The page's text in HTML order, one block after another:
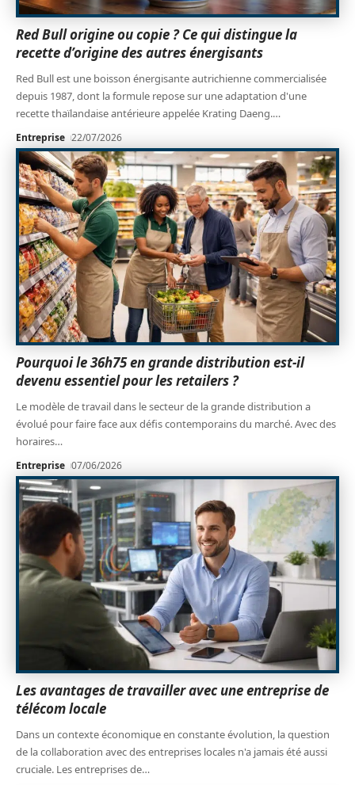
Red Bull origine ou copie ? Ce qui distingue la
recette d’origine des autres énergisants
Red Bull est une boisson énergisante autrichienne commercialisée
depuis 1987, dont la formule repose sur une adaptation d'une
recette thaïlandaise antérieure appelée Krating Daeng.…
Entreprise 22/07/2026
Pourquoi le 36h75 en grande distribution est-il
devenu essentiel pour les retailers ?
Le modèle de travail dans le secteur de la grande distribution a
évolué pour faire face aux défis contemporains du marché. Avec des
horaires…
Entreprise 07/06/2026
Les avantages de travailler avec une entreprise de
télécom locale
Dans un contexte économique en constante évolution, la question
de la collaboration avec des entreprises locales n'a jamais été aussi
cruciale. Les entreprises de…